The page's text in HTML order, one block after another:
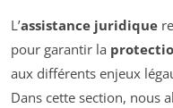
L’assistance juridique
pour garantir la
aux différents enjeux
Dans cette section, nous